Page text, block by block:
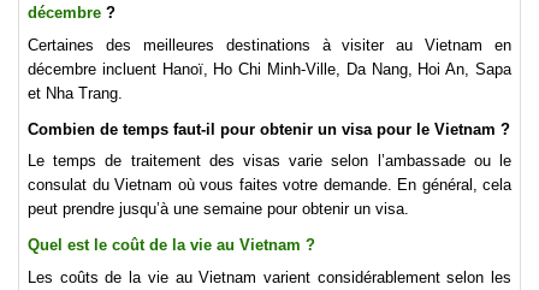
décembre ?
Certaines des meilleures destinations à visiter au Vietnam en
décembre incluent Hanoï, Ho Chi Minh-Ville, Da Nang, Hoi An, Sapa
et Nha Trang.
Combien de temps faut-il pour obtenir un visa pour le Vietnam ?
Le temps de traitement des visas varie selon l’ambassade ou le
consulat du Vietnam où vous faites votre demande. En général, cela
peut prendre jusqu’à une semaine pour obtenir un visa.
Quel est le coût de la vie au Vietnam ?
Les coûts de la vie au Vietnam varient considérablement selon les